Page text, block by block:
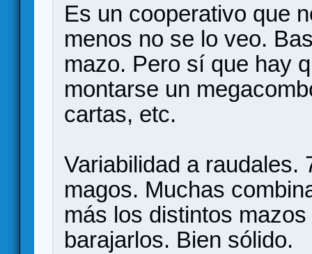
Es un cooperativo que
menos no se lo veo.
mazo. Pero sí que hay
montarse un
cartas, etc.
Variabilidad a raudales.
magos. Muchas
más los distintos
barajarlos. Bien sólido.